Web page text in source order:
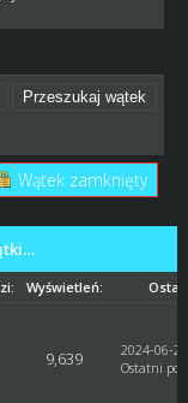
Wątek zamknięty
Wyświetleń:
9,639
2024-06-
Ostatni